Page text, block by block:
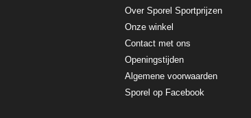
Over Sporel Sportprijzen
Onze winkel
Contact met ons
Openingstijden
Algemene voorwaarden
Sporel op Facebook